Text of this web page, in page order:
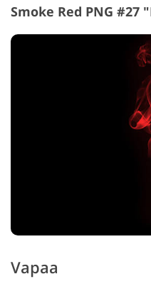
Smoke Red PNG #27
Vapaa